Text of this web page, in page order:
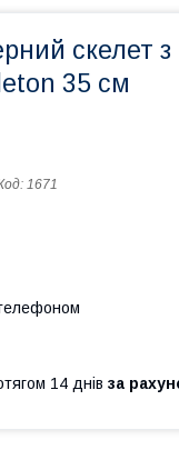
скелет
35 см
1671
14 днів за